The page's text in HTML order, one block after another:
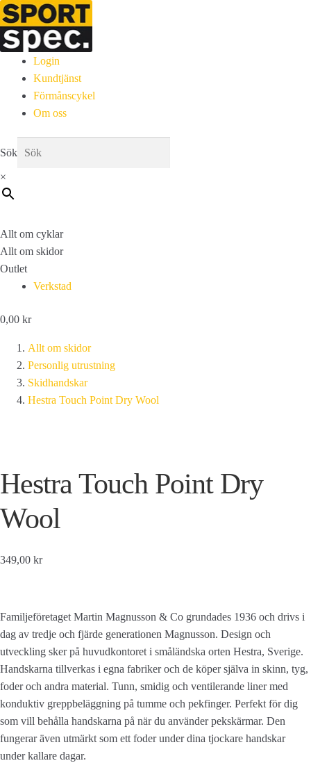
Login
Kundtjänst
Förmånscykel
Om oss
Sök
×
Allt om cyklar
Allt om skidor
Outlet
Verkstad
0,00 kr
Allt om skidor
Personlig utrustning
Skidhandskar
Hestra Touch Point Dry Wool
Hestra Touch Point Dry
Wool
349,00 kr
Familjeföretaget Martin Magnusson & Co grundades 1936 och drivs i
dag av tredje och fjärde generationen Magnusson. Design och
utveckling sker på huvudkontoret i småländska orten Hestra, Sverige.
Handskarna tillverkas i egna fabriker och de köper själva in skinn, tyg,
foder och andra material. Tunn, smidig och ventilerande liner med
konduktiv greppbeläggning på tumme och pekfinger. Perfekt för dig
som vill behålla handskarna på när du använder pekskärmar. Den
fungerar även utmärkt som ett foder under dina tjockare handskar
under kallare dagar.